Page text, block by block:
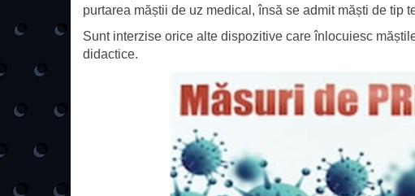
purtarea măștii de uz medical, însă se admit măști de tip
Sunt interzise orice alte dispozitive care înlocuiesc
didactice.